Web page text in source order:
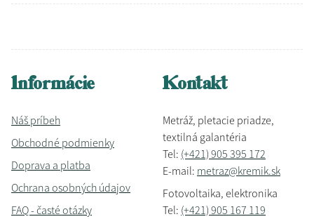
Informácie
Náš príbeh
Obchodné podmienky
Doprava a platba
Ochrana osobných údajov
FAQ - časté otázky
Kontakt
Metráž, pletacie priadze,
textilná galantéria
Tel: (+421) 905 395 172
E-mail: metraz@kremik.sk
Fotovoltaika, elektronika
Tel: (+421) 905 167 119